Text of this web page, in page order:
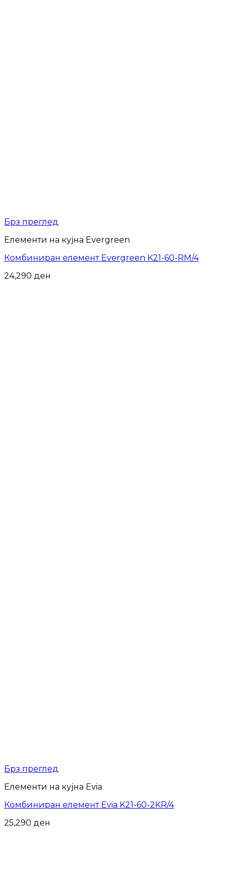
Брз преглед
Елементи на кујна Evergreen
Комбиниран елемент Evergreen K21-60-RM/4
24,290 ден
Брз преглед
Елементи на кујна Evia
Комбиниран елемент Evia K21-60-2KR/4
25,290 ден